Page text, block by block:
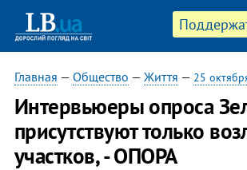
Главная — Общество — Життя — 25
Интервьюеры опроса
присутствуют только
участков, - ОПОРА